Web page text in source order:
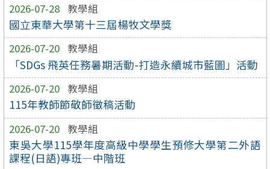
2026-07-28 教學組
國立東華大學第十三屆楊牧文學獎
2026-07-20 教學組
「SDGs 飛英任務暑期活動-打造永續城市藍圖」活動
2026-07-20 教學組
115年教師節敬師徵稿活動
2026-07-20 教學組
東吳大學115學年度高級中學學生預修大學第二外語
課程(日語)專班—中階班